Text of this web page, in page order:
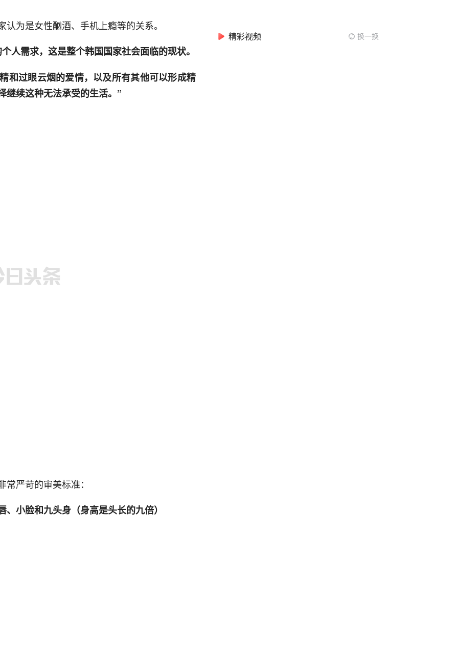
为是女性酗酒、手机上瘾等的关系。
人需求，这是整个韩国国家社会面临的现状。
和过眼云烟的爱情，以及所有其他可以形成精
继续这种无法承受的生活。”
严苛的审美标准：
小脸和九头身（身高是头长的九倍）
精彩视频 换一换